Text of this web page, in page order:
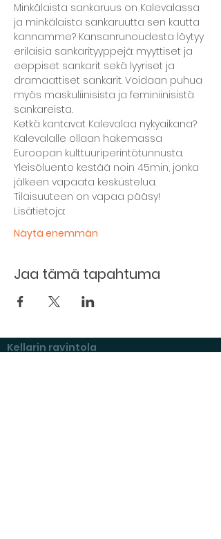
Minkälaista sankaruus on Kalevalassa
ja minkälaista sankaruutta sen kautta
kannamme? Kansanrunoudesta löytyy
erilaisia sankarityyppejä: myyttiset ja
eeppiset sankarit sekä lyyriset ja
dramaattiset sankarit. Voidaan puhua
myös maskuliinisista ja feminiinisistä
sankareista.
Ketkä kantavat Kalevalaa nykyaikana?
Kalevalalle ollaan hakemassa
Euroopan kulttuuriperintötunnusta.
Yleisöluento kestää noin 45min, jonka
jälkeen vapaata keskustelua.
Tilaisuuteen on vapaa pääsy!
Lisätietoja:
Näytä enemmän
Jaa tämä tapahtuma
Kellarin ravintola